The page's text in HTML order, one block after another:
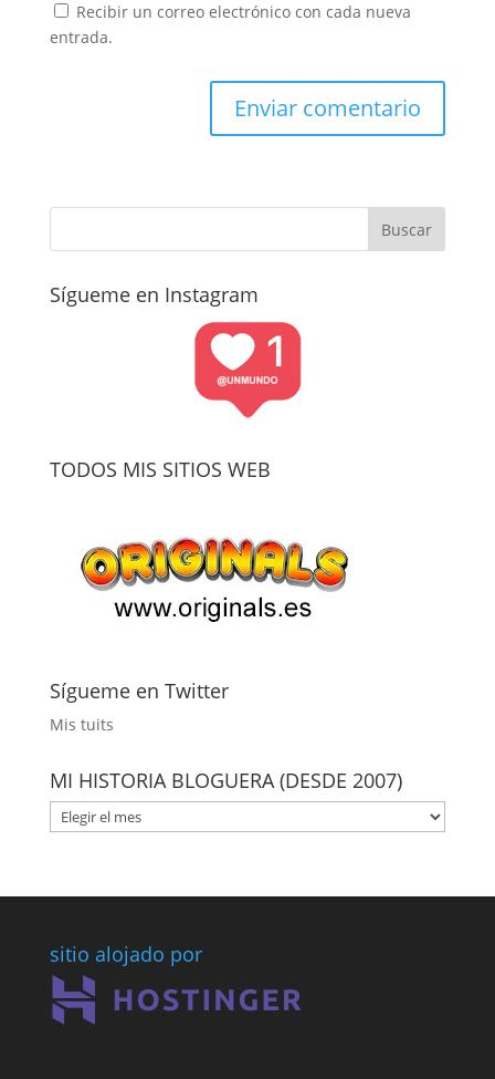
Recibir un correo electrónico con cada nueva
entrada.
Sígueme en Instagram
TODOS MIS SITIOS WEB
Sígueme en Twitter
Mis tuits
MI HISTORIA BLOGUERA (DESDE 2007)
MI
HISTORIA
sitio alojado por